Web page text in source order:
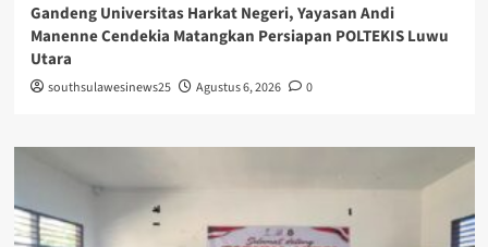
Gandeng Universitas Harkat Negeri, Yayasan Andi
Manenne Cendekia Matangkan Persiapan POLTEKIS Luwu
Utara
southsulawesinews25 Agustus 6, 2026 0